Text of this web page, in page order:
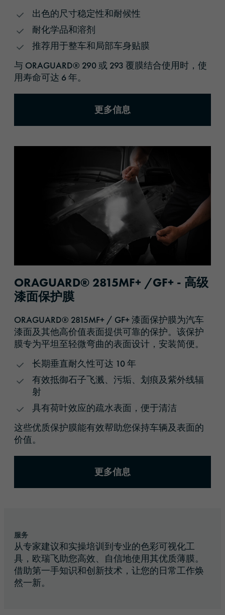
出色的尺寸稳定性和耐候性
耐化学品和溶剂
推荐用于整车和局部车身贴膜
与 ORAGUARD® 290 或 293 覆膜结合使用时，使
用寿命可达 6 年。
更多信息
ORAGUARD® 2815MF+ /GF+ - 高级
漆面保护膜
ORAGUARD® 2815MF+ / GF+ 漆面保护膜为汽车
漆面及其他高价值表面提供可靠的保护。该保护
膜专为平坦至轻微弯曲的表面设计，安装简便。
长期垂直耐久性可达 10 年
有效抵御石子飞溅、污垢、划痕及紫外线辐
射
具有荷叶效应的疏水表面，便于清洁
这些优质保护膜能有效帮助您保持车辆及表面的
价值。
更多信息
服务
从专家建议和实操培训到专业的色彩可视化工
具，欧瑞飞助您高效、自信地使用其优质薄膜。
借助第一手知识和创新技术，让您的日常工作焕
然一新。